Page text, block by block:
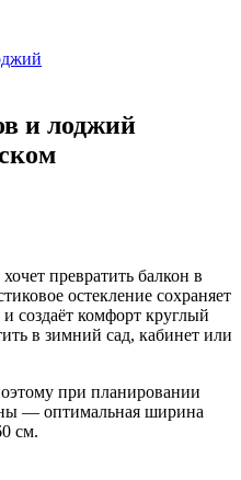
и лоджий
превратить балкон в
остекление сохраняет
создаёт комфорт круглый
в зимний сад, кабинет или
при планировании
— оптимальная ширина
см.